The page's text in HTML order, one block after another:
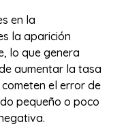
en la
la aparición
lo que genera
aumentar la tasa
el error de
pequeño o poco